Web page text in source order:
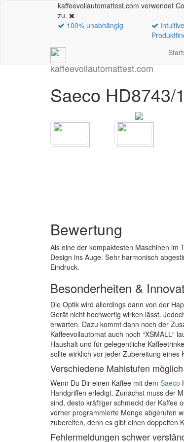
kaffeevollautomattest.com verwendet
zu.
100% unabhängig
kaffeevollautomattest.com
Saeco HD8743/
Bewertung
Als eine der kompaktesten Maschinen im
Design ins Auge. Sehr harmonisch
Eindruck.
Besonderheiten &
Die Optik wird allerdings dann von der
Gerät nicht hochwertig wirken lässt.
erwarten. Dazu kommt dann noch der
Kaffeevollautomat auch noch “XSMALL“
Haushalt und für gelegentliche
sollte wirklich vor jeder Zubereitung eines
Verschiedene Mahlstufen möglich
Wenn Du Dir einen Kaffee mit dem Saeco
Handgriffen erledigt. Zunächst muss der
sind, desto kräftiger schmeckt der Kaffee
vorher programmierte Menge abgerufen
zubereiten, denn es gibt einen doppelten
Fehlermeldungen schwer